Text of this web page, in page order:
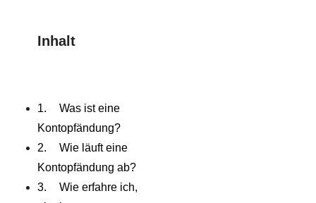
Inhalt
Was ist eine
Kontopfändung?
Wie läuft eine
Kontopfändung ab?
Wie erfahre ich,